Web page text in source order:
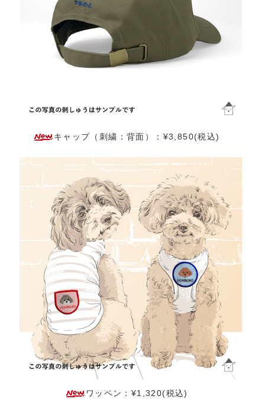
キャップ（刺繍：背面）：¥3,850(税込)
ワッペン：¥1,320(税込)